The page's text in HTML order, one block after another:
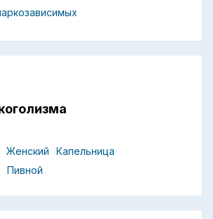
Женский
Капельница
Пивной